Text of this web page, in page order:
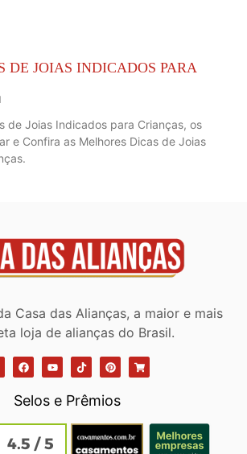
DE JOIAS INDICADOS PARA
de Joias Indicados para Crianças, os
e Confira as Melhores Dicas de Joias
Casa das Alianças, a maior e mais
loja de alianças do Brasil.
Selos e Prêmios